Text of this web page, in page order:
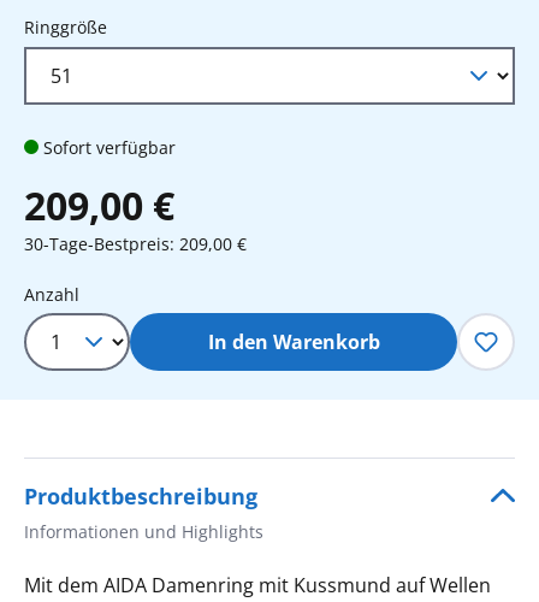
Ringgrößeauswählen
Sofort verfügbar
209,00 €
30-Tage-Bestpreis: 209,00 €
Produkt Anzahl: Gib den
Anzahl
In den Warenkorb
Produktbeschreibung
Informationen und Highlights
Mit dem AIDA Damenring mit Kussmund auf Wellen